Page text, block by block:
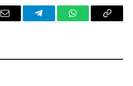
Email TelegramWhatsAppCopy